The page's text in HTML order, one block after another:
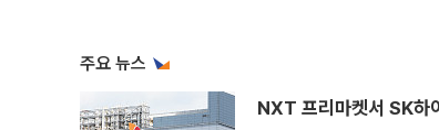
주요 뉴스
NXT 프리마켓서 SK하